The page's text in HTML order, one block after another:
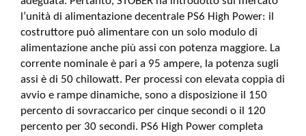
l’unità di alimentazione decentrale PS6 High Power: il
costruttore può alimentare con un solo modulo di
alimentazione anche più assi con potenza maggiore. La
corrente nominale è pari a 95 ampere, la potenza sugli
assi è di 50 chilowatt. Per processi con elevata coppia di
avvio e rampe dinamiche, sono a disposizione il 150
percento di sovraccarico per cinque secondi o il 120
percento per 30 secondi. PS6 High Power completa